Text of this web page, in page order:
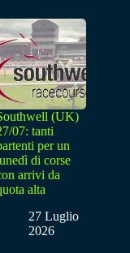
(UK)
07: tanti
per un
di corse
arrivi da
alta
27 Luglio
2026